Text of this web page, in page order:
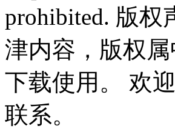
prohibited. 版
津内容，版权
下载使用。 欢
联系。